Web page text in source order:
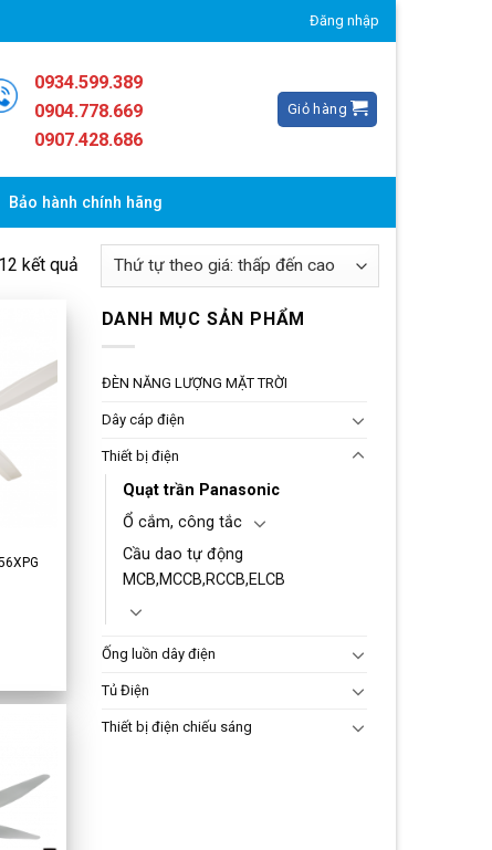
Đăng nhập
0934.599.389
0904.778.669
0907.428.686
Giỏ hàng
Bảo hành chính hãng
kết quả
DANH MỤC SẢN PHẨM
ĐÈN NĂNG LƯỢNG MẶT TRỜI
Dây cáp điện
Thiết bị điện
Quạt trần Panasonic
Ổ cắm, công tắc
Cầu dao tự động
MCB,MCCB,RCCB,ELCB
Ống luồn dây điện
Tủ Điện
Thiết bị điện chiếu sáng